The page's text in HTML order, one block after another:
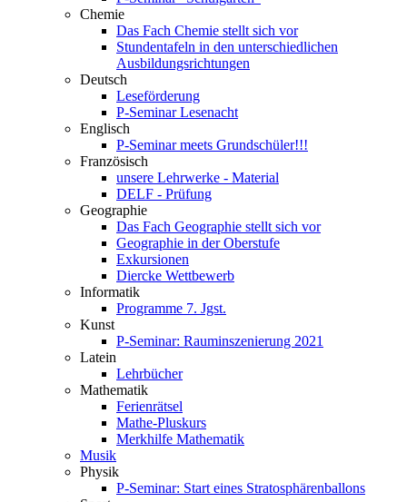
Chemie
Das Fach Chemie stellt sich vor
Stundentafeln in den unterschiedlichen
Ausbildungsrichtungen
Deutsch
Leseförderung
P-Seminar Lesenacht
Englisch
P-Seminar meets Grundschüler!!!
Französisch
unsere Lehrwerke - Material
DELF - Prüfung
Geographie
Das Fach Geographie stellt sich vor
Geographie in der Oberstufe
Exkursionen
Diercke Wettbewerb
Informatik
Programme 7. Jgst.
Kunst
P-Seminar: Rauminszenierung 2021
Latein
Lehrbücher
Mathematik
Ferienrätsel
Mathe-Pluskurs
Merkhilfe Mathematik
Musik
Physik
P-Seminar: Start eines Stratosphärenballons